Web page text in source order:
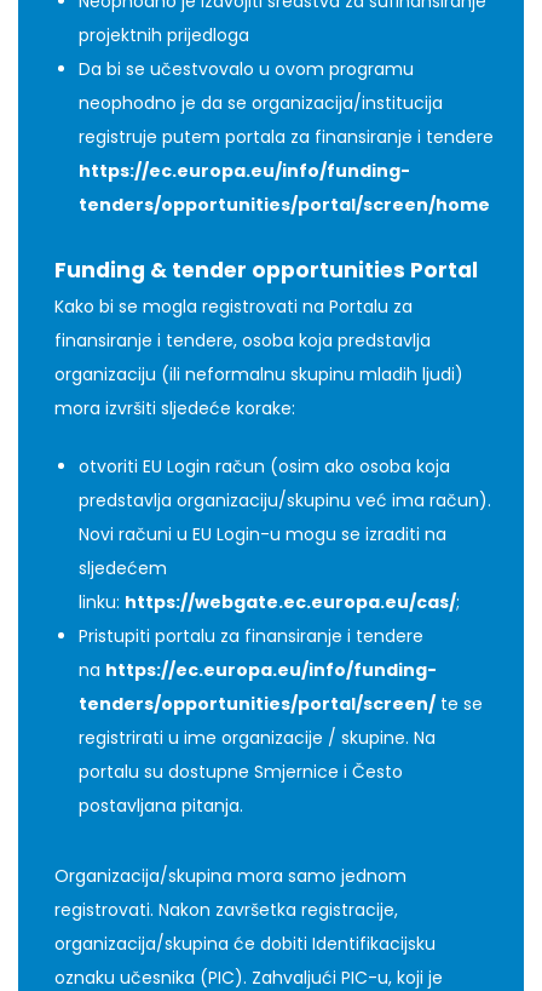
projektnih prijedloga
Da bi se učestvovalo u ovom programu
neophodno je da se organizacija/institucija
registruje putem portala za finansiranje i tendere
https://ec.europa.eu/info/funding-
tenders/opportunities/portal/screen/home
Funding & tender opportunities Portal
Kako bi se mogla registrovati na Portalu za
finansiranje i tendere, osoba koja predstavlja
organizaciju (ili neformalnu skupinu mladih ljudi)
mora izvršiti sljedeće korake:
otvoriti EU Login račun (osim ako osoba koja
predstavlja organizaciju/skupinu već ima račun).
Novi računi u EU Login-u mogu se izraditi na
sljedećem
linku: https://webgate.ec.europa.eu/cas/;
Pristupiti portalu za finansiranje i tendere
na https://ec.europa.eu/info/funding-
tenders/opportunities/portal/screen/ te se
registrirati u ime organizacije / skupine. Na
portalu su dostupne Smjernice i Često
postavljana pitanja.
Organizacija/skupina mora samo jednom
registrovati. Nakon završetka registracije,
organizacija/skupina će dobiti Identifikacijsku
oznaku učesnika (PIC). Zahvaljući PIC-u, koji je